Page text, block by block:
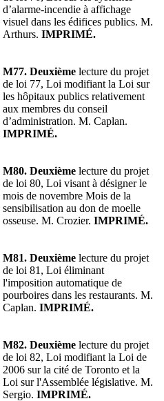
d’alarme-incendie à affichage
visuel dans les édifices publics. M.
Arthurs. IMPRIMÉ.
M77. Deuxième lecture du projet
de loi 77, Loi modifiant la Loi sur
les hôpitaux publics relativement
aux membres du conseil
d’administration. M. Caplan.
IMPRIMÉ.
M80. Deuxième lecture du projet
de loi 80, Loi visant à désigner le
mois de novembre Mois de la
sensibilisation au don de moelle
osseuse. M. Crozier. IMPRIMÉ.
M81. Deuxième lecture du projet
de loi 81, Loi éliminant
l'imposition automatique de
pourboires dans les restaurants. M.
Caplan. IMPRIMÉ.
M82. Deuxième lecture du projet
de loi 82, Loi modifiant la Loi de
2006 sur la cité de Toronto et la
Loi sur l'Assemblée législative. M.
Sergio. IMPRIMÉ.